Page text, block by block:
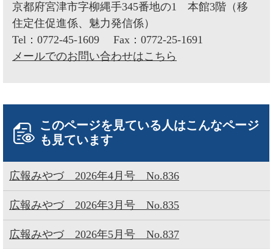
京都府宮津市字柳縄手345番地の1 本館3階（移
住定住促進係、魅力発信係）
Tel：0772-45-1609
Fax：0772-25-1691
メールでのお問い合わせはこちら
このページを見ている人はこんなページ
も見ています
広報みやづ 2026年4月号 No.836
広報みやづ 2026年3月号 No.835
広報みやづ 2026年5月号 No.837